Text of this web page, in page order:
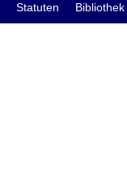
Statuten Bibliothek